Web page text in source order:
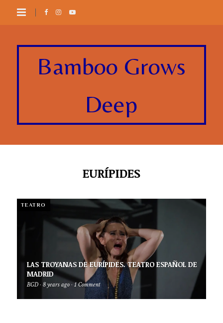
Bamboo Grows
Deep
EURÍPIDES
TEATRO
LAS TROYANAS DE EURÍPIDES. TEATRO ESPAÑOL DE
MADRID
BGD · 8 years ago · 1 Comment